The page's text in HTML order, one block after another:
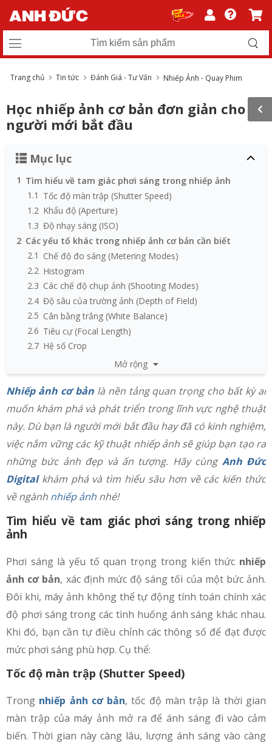
Trang chủ Tin tức Đánh Giá - Tư Vấn Nhiếp Ảnh - Quay Phim
Học nhiếp ảnh cơ bản đơn giản cho
người mới bắt đầu
Mục lục
1 Tìm hiểu về tam giác phơi sáng trong nhiếp ảnh
1.1 Tốc độ màn trập (Shutter Speed)
1.2 Khẩu độ (Aperture)
1.3 Độ nhạy sáng (ISO)
2 Các yếu tố khác trong nhiếp ảnh cơ bản cần biết
2.1 Chế độ đo sáng (Metering Modes)
2.2 Histogram
2.3 Các chế độ chụp ảnh (Shooting Modes)
2.4 Độ sâu của trường ảnh (Depth of Field)
2.5 Cân bằng trắng (White Balance)
2.6 Tiêu cự (Focal Length)
2.7 Hệ số Crop
Bộ lọc phân cực (Polarizing Filter)
3 Tìm hiểu về bố cục trong nhiếp ảnh
3.1
Quy tắc bố cục nhiếp ảnh 1/3
3.2 Quy tắc tầm nhìn trọng tâm
3.3 Quy tắc đường dẫn
Quy tắc bố cục nhiếp ảnh Eye-lines
3.5 Quy tắc cân đối
4 Một số kỹ thuật nhiếp ảnh cơ bản cần nắm
4.1 Chụp ngược sáng
4.2 Chụp phơi sáng
4.4 Chụp ảnh macro
4.6
Chụp ảnh đen trắng
Luật cắt cúp trong nhiếp ảnh chân dung
Mở rộng
Nhiếp ảnh cơ bảnlà nền tảng quan trọng cho bất kỳ ai
muốn khám phá và phát triển trong lĩnh vực nghệ thuật
này. Dù bạn là người mới bắt đầu hay đã có kinh nghiệm,
việc nắm vững các kỹ thuật nhiếp ảnh sẽ giúp bạn tạo ra
những bức ảnh đẹp và ấn tượng. Hãy cùng Anh Đức
Digitalkhám phá và tìm hiểu sâu hơn về các kiến thức
về ngành nhiếp ảnh nhé!
Tìm hiểu về tam giác phơi sáng trong nhiếp
ảnh
Phơi sáng là yếu tố quan trọng trong kiến thức nhiếp
ảnh cơ bản, xác định mức độ sáng tối của một bức ảnh.
Đôi khi, máy ảnh không thể tự động tính toán chính xác
độ phơi sáng trong các tình huống ánh sáng khác nhau.
Khi đó, bạn cần tự điều chỉnh các thông số để đạt được
mức phơi sáng phù hợp. Cụ thể:
Tốc độ màn trập (Shutter Speed)
Trong nhiếp ảnh cơ bản, tốc độ màn trập là thời gian
màn trập của máy ảnh mở ra để ánh sáng đi vào cảm
biến. Thời gian này càng lâu, lượng ánh sáng vào càng